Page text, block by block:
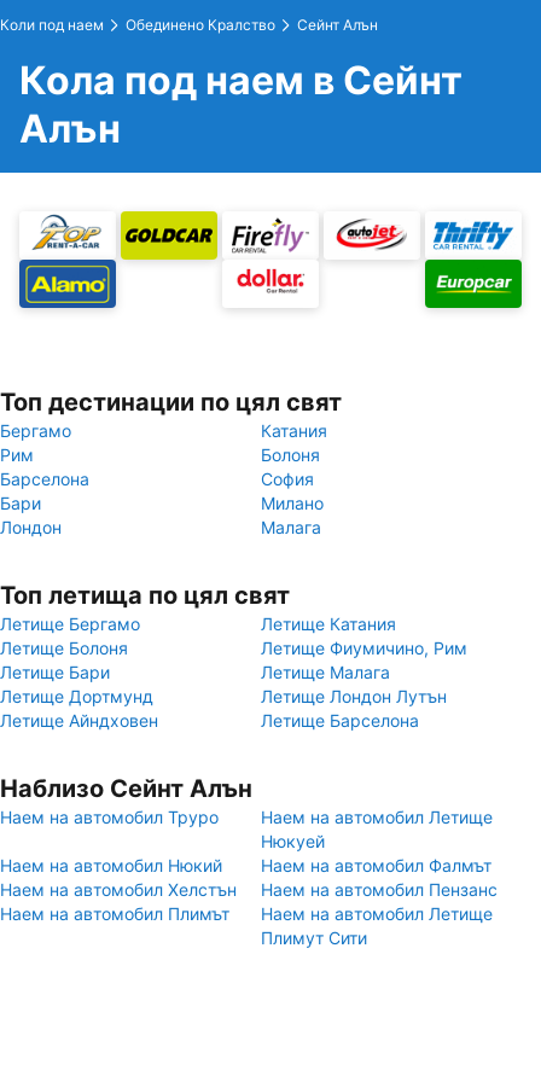
Коли под наем Обединено Кралство Сейнт Алън
Кола под наем в Сейнт
Алън
Топ дестинации по цял свят
Бергамо
Катания
Рим
Болоня
Барселона
София
Бари
Милано
Лондон
Малага
Топ летища по цял свят
Летище Бергамо
Летище Катания
Летище Болоня
Летище Фиумичино, Рим
Летище Бари
Летище Малага
Летище Дортмунд
Летище Лондон Лутън
Летище Айндховен
Летище Барселона
Наблизо Сейнт Алън
Наем на автомобил Труро
Наем на автомобил Летище
Нюкуей
Наем на автомобил Нюкий
Наем на автомобил Фалмът
Наем на автомобил Хелстън
Наем на автомобил Пензанс
Наем на автомобил Плимът
Наем на автомобил Летище
Плимут Сити